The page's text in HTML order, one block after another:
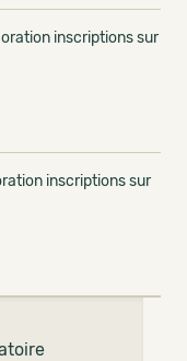
inscriptions sur
inscriptions sur